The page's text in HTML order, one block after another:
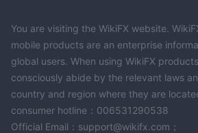
You are visiting the WikiFX website.
mobile products are an enterprise
global users. When using WikiFX
consciously abide by the relevant laws
country and region where they are
consumer hotline：006531290538
Official Email：support@wikifx.com；